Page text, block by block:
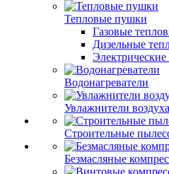
Тепловые пушки
Газовые
Дизельные
Водонагреватели
Увлажнители воздуха
Строительные
Безмасляные